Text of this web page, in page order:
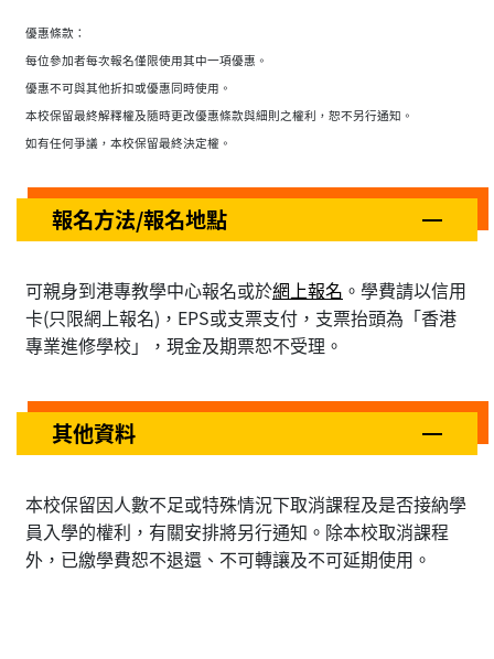
優惠條款：
每位參加者每次報名僅限使用其中一項優惠。
優惠不可與其他折扣或優惠同時使用。
本校保留最終解釋權及隨時更改優惠條款與細則之權利，恕不另行通知。
如有任何爭議，本校保留最終決定權。
報名方法/報名地點
可親身到港專教學中心報名或於網上報名 。學費請以信用
卡(只限網上報名)，EPS或支票支付，支票抬頭為「香港
專業進修學校」，現金及期票恕不受理。
其他資料
本校保留因人數不足或特殊情況下取消課程及是否接納學
員入學的權利，有關安排將另行通知。除本校取消課程
外，已繳學費恕不退還、不可轉讓及不可延期使用。